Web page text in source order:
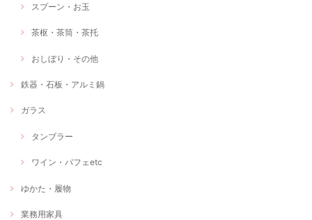
スプーン・お玉
茶枢・茶筒・茶托
おしぼり・その他
鉄器・石板・アルミ鍋
ガラス
タンブラー
ワイン・パフェetc
ゆかた・履物
業務用家具